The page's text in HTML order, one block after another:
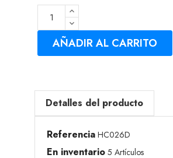
AÑADIR AL CARRITO
Detalles del producto
Referencia HC026D
En inventario 5 Artículos